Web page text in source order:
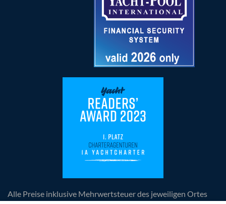
Alle Preise inklusive Mehrwertsteuer des jeweiligen Ortes